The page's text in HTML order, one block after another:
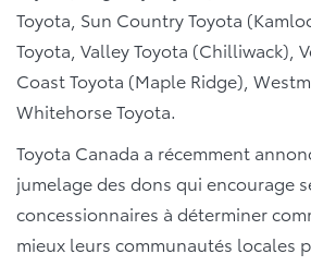
Toyota, Sun Country Toyota
Toyota, Valley Toyota (Chilliwack),
Coast Toyota (Maple Ridge),
Whitehorse Toyota.
Toyota Canada a récemment
jumelage des dons qui encourage
concessionnaires à déterminer
mieux leurs communautés locales